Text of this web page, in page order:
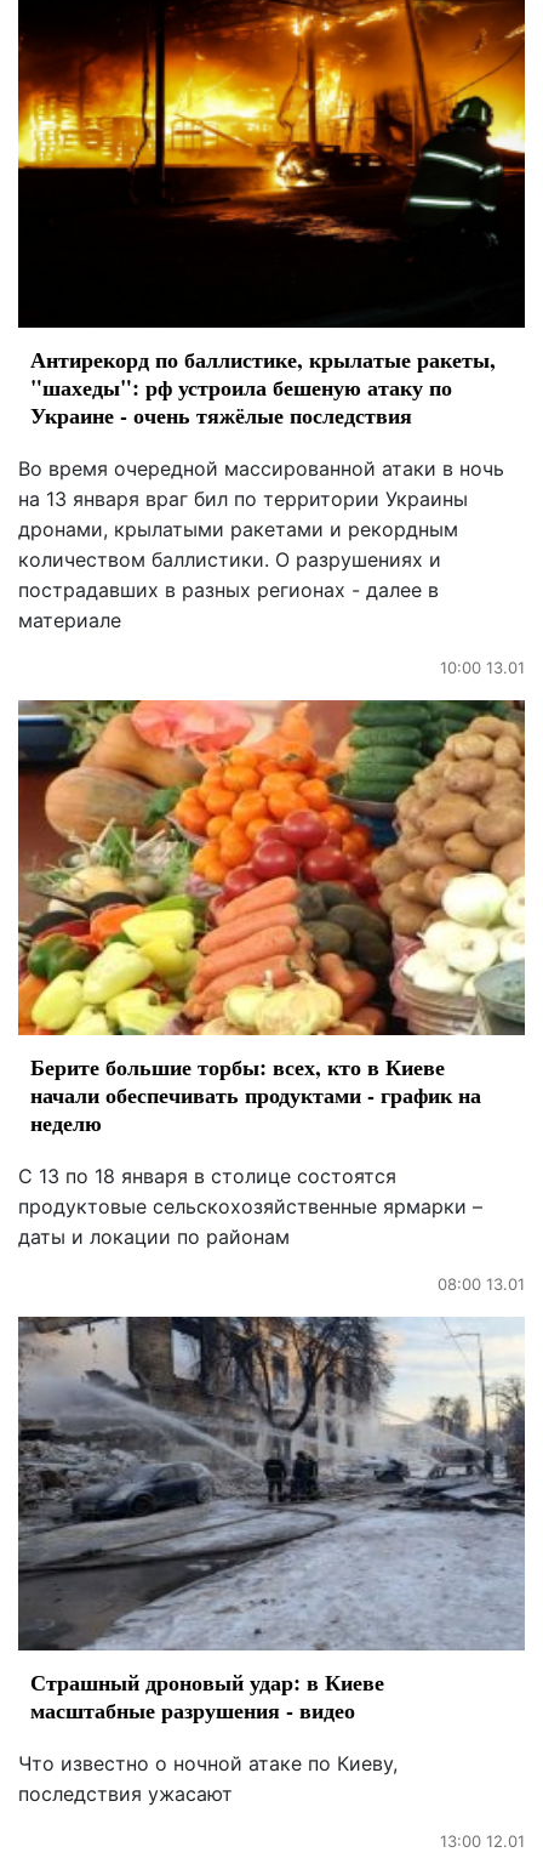
Антирекорд по баллистике, крылатые ракеты,
"шахеды": рф устроила бешеную атаку по
Украине - очень тяжёлые последствия
Во время очередной массированной атаки в ночь
на 13 января враг бил по территории Украины
дронами, крылатыми ракетами и рекордным
количеством баллистики. О разрушениях и
пострадавших в разных регионах - далее в
материале
10:00 13.01
Берите большие торбы: всех, кто в Киеве
начали обеспечивать продуктами - график на
неделю
С 13 по 18 января в столице состоятся
продуктовые сельскохозяйственные ярмарки –
даты и локации по районам
08:00 13.01
Страшный дроновый удар: в Киеве
масштабные разрушения - видео
Что известно о ночной атаке по Киеву,
последствия ужасают
13:00 12.01